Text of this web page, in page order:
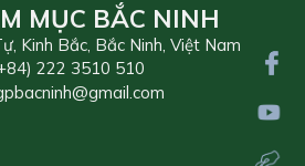
MỤC BẮC NINH
Kinh Bắc, Bắc Ninh, Việt Nam
222 3510 510